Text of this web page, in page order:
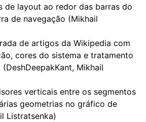
de layout ao redor das barras do
de navegação (Mikhail
de artigos da Wikipedia com
cores do sistema e tratamento
Mikhail
verticais entre os segmentos
geometrias no gráfico de
Listratsenka)